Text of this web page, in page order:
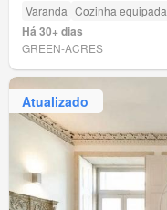
Varanda Cozinha equipada
Há 30+ dias
GREEN-ACRES
Atualizado